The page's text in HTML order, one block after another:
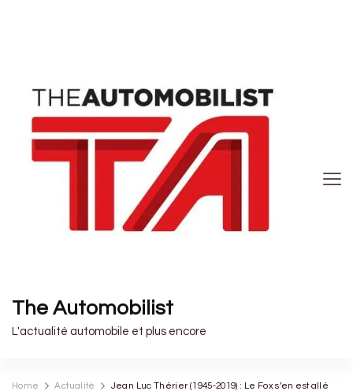
The Automobilist
L'actualité automobile et plus encore
Home Actualité Jean Luc Thérier (1945-2019) : Le Fox s’en est allé